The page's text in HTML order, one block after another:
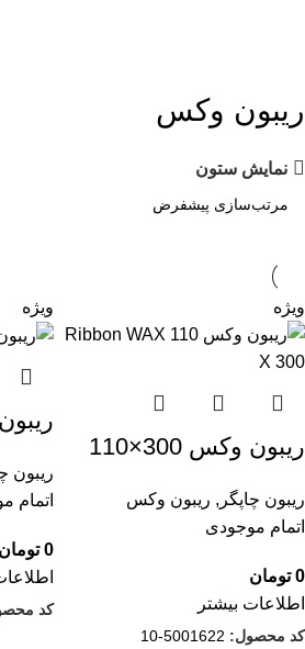
ریبون وکس
نمایش ستون
ویژه
ریبون وکس 300×110
ریبون چاپگر , ریبون وکس
اتمام موجودی
0 تومان
اطلاعات بیشتر
کد محصول: 5001622-10
ویژه
ریبون
ریبون
اتمام
0 تومان
کد